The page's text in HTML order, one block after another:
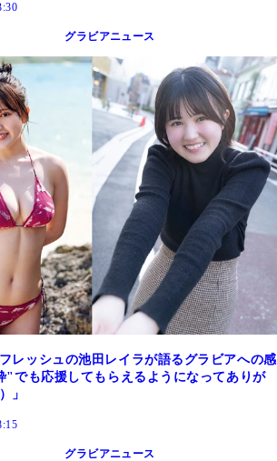
グラビアニュース
レッシュの池田レイラが語るグラビアへの感
"でも応援してもらえるようになってありが
」
グラビアニュース